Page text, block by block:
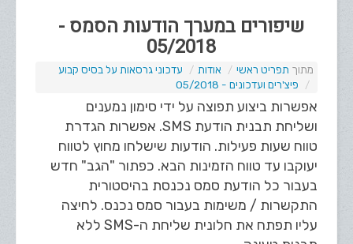
שיפורים במערך הודעות הסמס -
05/2018
תפריט ראשי אודות
עדכוני גרסאות על בסיס קבוע
פיצ'רים ועדכונים - 05/2018
אפשרות ביצוע תפוצה על ידי סימון נמענים
ושליחת תבנית הודעת SMS. אפשרות הגדרת
טווח שעות פעילות. הודעות שישלחו מחוץ לטווח
יעוקבו עד טווח הזמינות הבא. כפתור "הגב" חדש
בעבור כל הודעת סמס נכנסת בהיסטורית
התקשרות / משימות בעבור סמס נכנס. לחיצה
עליו תפתח את חלונית שליחת ה-SMS ללא